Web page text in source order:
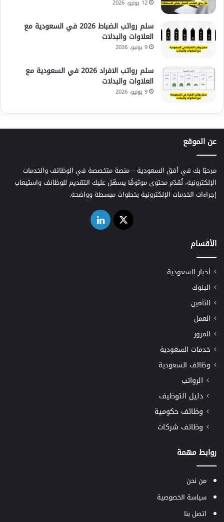
12 يونيو، 2026
سلم رواتب الضباط 2026 في السعودية مع
العلاوات والبدلات
9 يونيو، 2026
سلم رواتب الافراد 2026 في السعودية مع
العلاوات والبدلات
9 يونيو، 2026
عن الموقع
مرحبًا بك في أفق السعودية – منصة متخصصة في الوظائف والخدمات
الإلكترونية، نُقدّم محتوى موثوقًا يسهّل عليك التقديم للوظائف واستيعاب
إجراءات الخدمات الإلكترونية بخطوات مبسطة وواضحة.
‫X لينكدإن
الأقسام
أخبار السعودية
البنوك
التأمين
العمل
المرور
خدمات السعودية
وظائف السعودية
الرواتب
دليل التوظيف
وظائف حكومية
وظائف شركات
روابط مهمة
من نحن
سياسة الخصوصية
اتصل بنا